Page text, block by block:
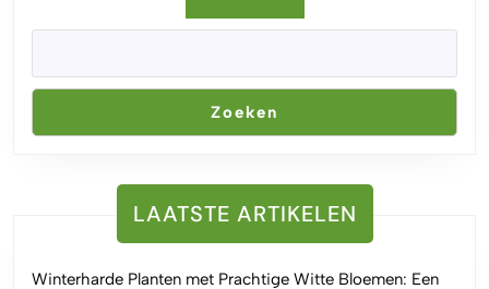
Zoeken
LAATSTE ARTIKELEN
Winterharde Planten met Prachtige Witte Bloemen: Een